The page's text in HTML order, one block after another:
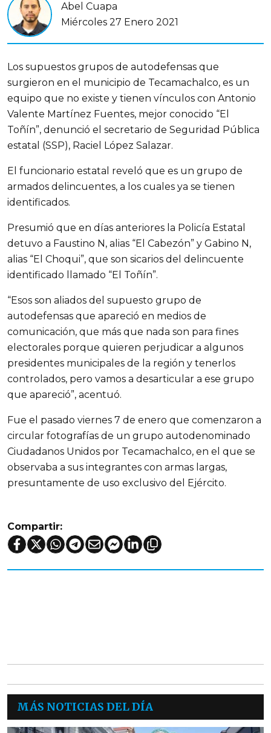
Abel Cuapa
Miércoles 27 Enero 2021
Los supuestos grupos de autodefensas que
surgieron en el municipio de Tecamachalco, es un
equipo que no existe y tienen vínculos con Antonio
Valente Martínez Fuentes, mejor conocido “El
Toñín”, denunció el secretario de Seguridad Pública
estatal (SSP), Raciel López Salazar.
El funcionario estatal reveló que es un grupo de
armados delincuentes, a los cuales ya se tienen
identificados.
Presumió que en días anteriores la Policía Estatal
detuvo a Faustino N, alias “El Cabezón” y Gabino N,
alias “El Choqui”, que son sicarios del delincuente
identificado llamado “El Toñín”.
“Esos son aliados del supuesto grupo de
autodefensas que apareció en medios de
comunicación, que más que nada son para fines
electorales porque quieren perjudicar a algunos
presidentes municipales de la región y tenerlos
controlados, pero vamos a desarticular a ese grupo
que apareció”, acentuó.
Fue el pasado viernes 7 de enero que comenzaron a
circular fotografías de un grupo autodenominado
Ciudadanos Unidos por Tecamachalco, en el que se
observaba a sus integrantes con armas largas,
presuntamente de uso exclusivo del Ejército.
Compartir:
MÁS NOTICIAS DEL DÍA